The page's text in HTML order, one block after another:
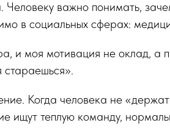
Человеку важно понимать,
в социальных сферах:
и моя мотивация не оклад, а
стараешься».
Когда человека не
ищут теплую команду,